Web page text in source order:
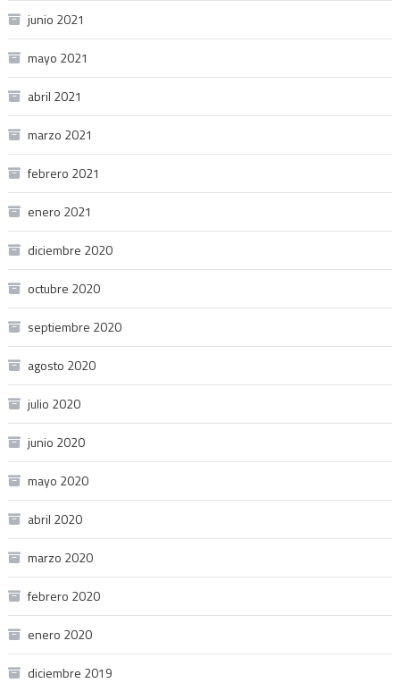
junio 2021
mayo 2021
abril 2021
marzo 2021
febrero 2021
enero 2021
diciembre 2020
octubre 2020
septiembre 2020
agosto 2020
julio 2020
junio 2020
mayo 2020
abril 2020
marzo 2020
febrero 2020
enero 2020
diciembre 2019